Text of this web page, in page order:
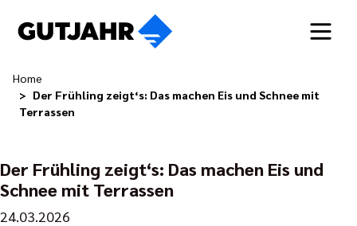
Home
Der Frühling zeigt‘s: Das machen Eis und Schnee mit
Terrassen
Der Frühling zeigt‘s: Das machen Eis und
Schnee mit Terrassen
24.03.2026